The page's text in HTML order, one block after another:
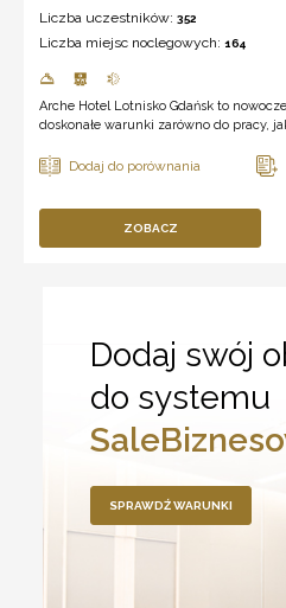
Liczba uczestników: 352
Liczba miejsc noclegowych: 164
Arche Hotel Lotnisko Gdańsk to
doskonałe warunki zarówno do pracy,
ZOBACZ
Dodaj swój
do systemu
SPRAWDŹ WARUNKI